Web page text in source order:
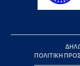
ΠΟΛΙΤΙΚΗ